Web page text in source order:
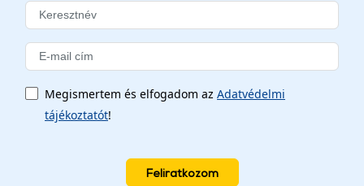
Megismertem és elfogadom az Adatvédelmi
tájékoztatót!
Feliratkozom